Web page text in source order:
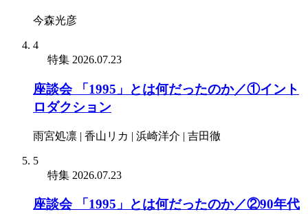
今森光彦
4
特集 2026.07.23
座談会 「1995」とは何だったのか／①イント
ロダクション
雨宮処凛 | 香山リカ | 浜崎洋介 | 吉田徹
5
特集 2026.07.23
座談会 「1995」とは何だったのか／②90年代